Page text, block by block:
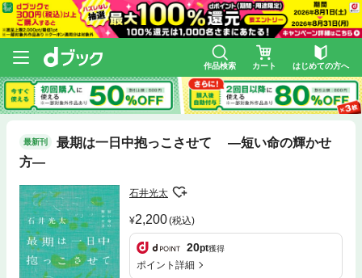
作品検索 カート はじめての方へ
最新刊
最期は一日中抱っこさせて ―短い命の輝かせ
方―
石井光太
2,200(税込)
20pt獲得
ポイント詳細